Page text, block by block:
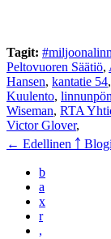
Tagit:
Peltovuoren Säätiö,
Hansen, kantatie 54,
Kuulento,
Wiseman, RTA
Victor Glover,
← Edellinen ￪
b
a
x
r
,